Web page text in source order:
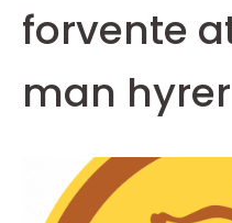
forvente
man